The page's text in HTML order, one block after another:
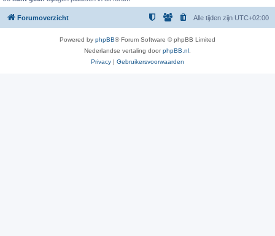
Forumoverzicht Alle tijden zijn UTC+02:00
Powered by phpBB® Forum Software © phpBB Limited
Nederlandse vertaling doorphpBB.nl
Privacy | Gebruikersvoorwaarden